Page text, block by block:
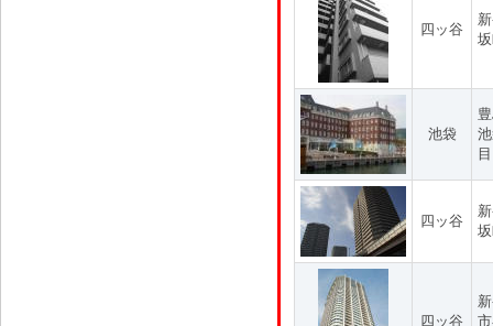
四ッ谷
池袋
四ッ谷
四ッ谷